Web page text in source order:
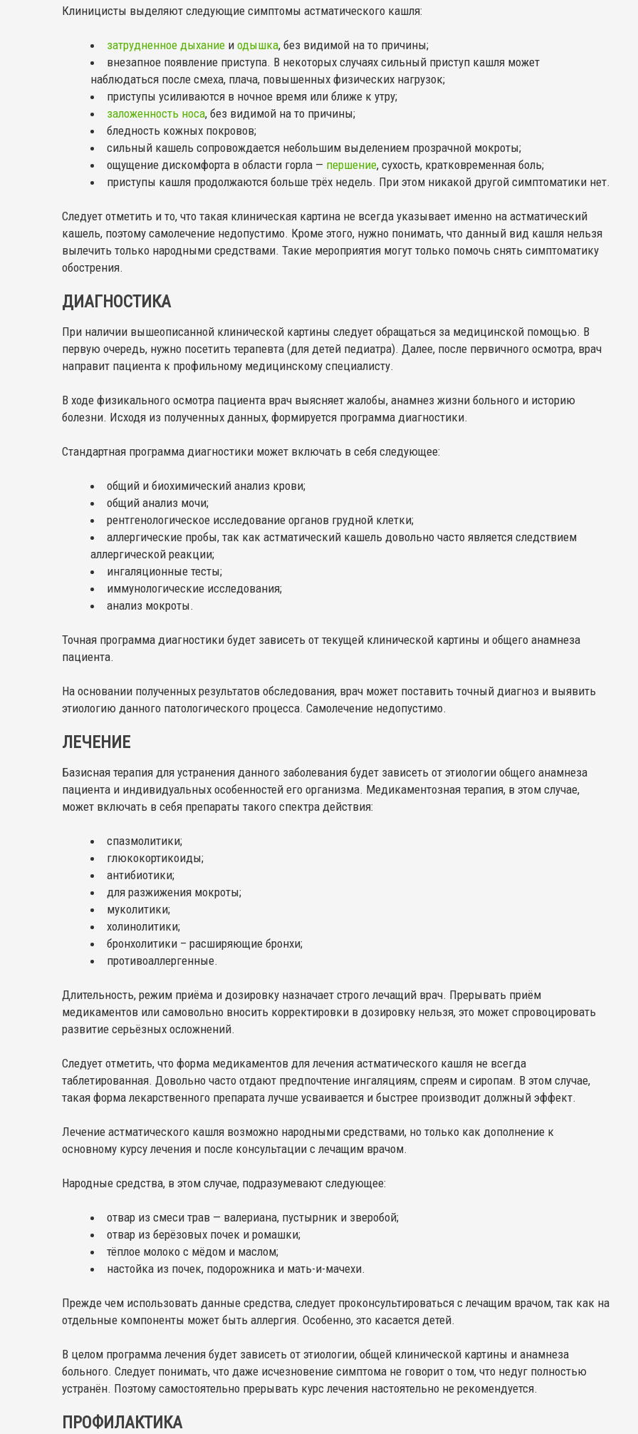
Клиницисты выделяют следующие симптомы астматического кашля:
затрудненное дыхание и одышка, без видимой на то причины;
внезапное появление приступа. В некоторых случаях сильный приступ кашля может
наблюдаться после смеха, плача, повышенных физических нагрузок;
приступы усиливаются в ночное время или ближе к утру;
заложенность носа, без видимой на то причины;
бледность кожных покровов;
сильный кашель сопровождается небольшим выделением прозрачной мокроты;
ощущение дискомфорта в области горла — першение, сухость, кратковременная боль;
приступы кашля продолжаются больше трёх недель. При этом никакой другой симптоматики нет.
Следует отметить и то, что такая клиническая картина не всегда указывает именно на астматический
кашель, поэтому самолечение недопустимо. Кроме этого, нужно понимать, что данный вид кашля нельзя
вылечить только народными средствами. Такие мероприятия могут только помочь снять симптоматику
обострения.
ДИАГНОСТИКА
При наличии вышеописанной клинической картины следует обращаться за медицинской помощью. В
первую очередь, нужно посетить терапевта (для детей педиатра). Далее, после первичного осмотра, врач
направит пациента к профильному медицинскому специалисту.
В ходе физикального осмотра пациента врач выясняет жалобы, анамнез жизни больного и историю
болезни. Исходя из полученных данных, формируется программа диагностики.
Стандартная программа диагностики может включать в себя следующее:
общий и биохимический анализ крови;
общий анализ мочи;
рентгенологическое исследование органов грудной клетки;
аллергические пробы, так как астматический кашель довольно часто является следствием
аллергической реакции;
ингаляционные тесты;
иммунологические исследования;
анализ мокроты.
Точная программа диагностики будет зависеть от текущей клинической картины и общего анамнеза
пациента.
На основании полученных результатов обследования, врач может поставить точный диагноз и выявить
этиологию данного патологического процесса. Самолечение недопустимо.
ЛЕЧЕНИЕ
Базисная терапия для устранения данного заболевания будет зависеть от этиологии общего анамнеза
пациента и индивидуальных особенностей его организма. Медикаментозная терапия, в этом случае,
может включать в себя препараты такого спектра действия:
спазмолитики;
глюкокортикоиды;
антибиотики;
для разжижения мокроты;
муколитики;
холинолитики;
бронхолитики – расширяющие бронхи;
противоаллергенные.
Длительность, режим приёма и дозировку назначает строго лечащий врач. Прерывать приём
медикаментов или самовольно вносить корректировки в дозировку нельзя, это может спровоцировать
развитие серьёзных осложнений.
Следует отметить, что форма медикаментов для лечения астматического кашля не всегда
таблетированная. Довольно часто отдают предпочтение ингаляциям, спреям и сиропам. В этом случае,
такая форма лекарственного препарата лучше усваивается и быстрее производит должный эффект.
Лечение астматического кашля возможно народными средствами, но только как дополнение к
основному курсу лечения и после консультации с лечащим врачом.
Народные средства, в этом случае, подразумевают следующее:
отвар из смеси трав — валериана, пустырник и зверобой;
отвар из берёзовых почек и ромашки;
тёплое молоко с мёдом и маслом;
настойка из почек, подорожника и мать-и-мачехи.
Прежде чем использовать данные средства, следует проконсультироваться с лечащим врачом, так как на
отдельные компоненты может быть аллергия. Особенно, это касается детей.
В целом программа лечения будет зависеть от этиологии, общей клинической картины и анамнеза
больного. Следует понимать, что даже исчезновение симптома не говорит о том, что недуг полностью
устранён. Поэтому самостоятельно прерывать курс лечения настоятельно не рекомендуется.
ПРОФИЛАКТИКА